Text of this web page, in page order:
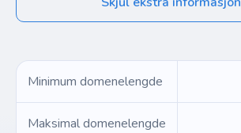
Minimum domenelengde
Maksimal domenelengde